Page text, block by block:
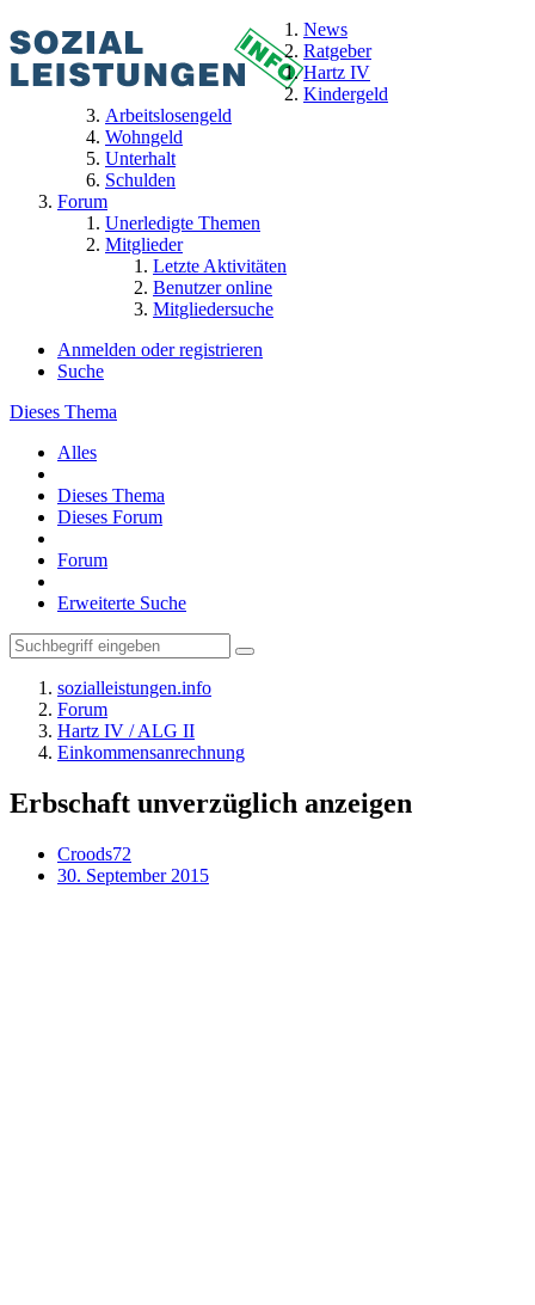
News
Ratgeber
Hartz IV
Kindergeld
Arbeitslosengeld
Wohngeld
Unterhalt
Schulden
Forum
Unerledigte Themen
Mitglieder
Letzte Aktivitäten
Benutzer online
Mitgliedersuche
Anmelden oder registrieren
Suche
Dieses Thema
Alles
Dieses Thema
Dieses Forum
Forum
Erweiterte Suche
sozialleistungen.info
Forum
Hartz IV / ALG II
Einkommensanrechnung
Erbschaft unverzüglich anzeigen
Croods72
30. September 2015